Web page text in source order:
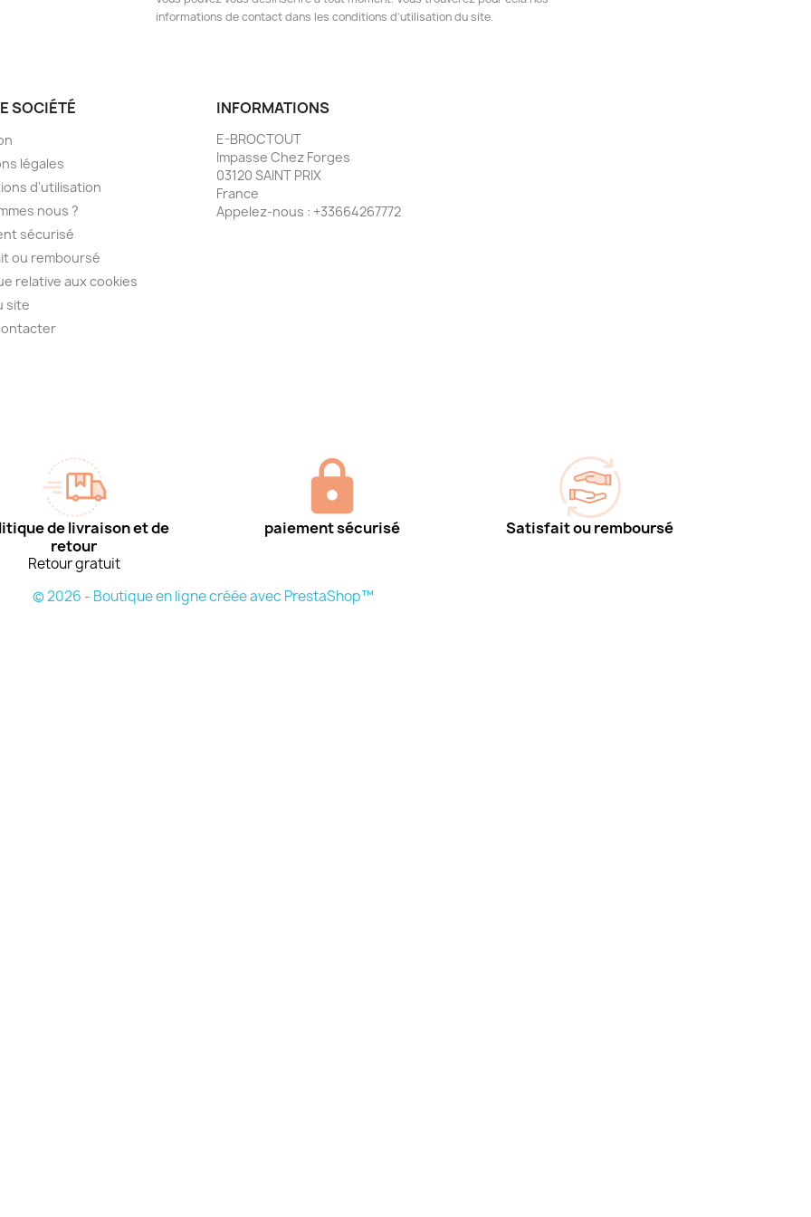
informations de contact dans les conditions d'utilisation du site.
SOCIÉTÉ
légales
d'utilisation
nous ?
sécurisé
ou remboursé
relative aux cookies
site
INFORMATIONS
E-BROCTOUT
Impasse Chez Forges
03120 SAINT PRIX
France
Appelez-nous : +33664267772
de livraison et de
retour
Retour gratuit
paiement sécurisé Satisfait ou remboursé
© 2026 - Boutique en ligne créée avec PrestaShop™